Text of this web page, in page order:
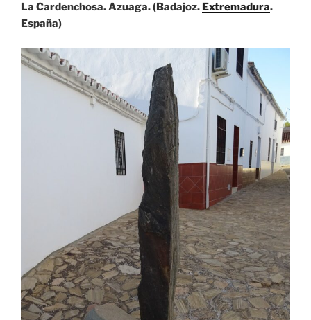
La Cardenchosa. Azuaga. (Badajoz. Extremadura.
España)